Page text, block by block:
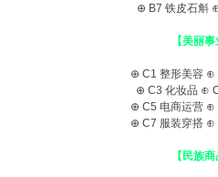
⊕ B7 铁皮石斛⊕
【美丽事
⊕ C1 整形美容⊕
⊕ C3 化妆品 ⊕
⊕ C5 电商运营⊕
⊕ C7 服装穿搭⊕
【民族商